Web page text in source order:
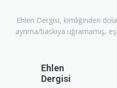
Ehlen Dergisi, kimliğinden
ayrıma/baskıya uğramamış,
Ehlen
Dergisi